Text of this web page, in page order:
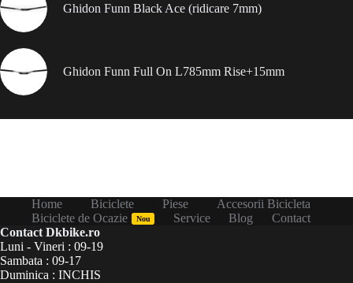
Ghidon Funn Black Ace (ridicare 7mm)
Ghidon Funn Full On L785mm Rise+15mm
Home Biciclete Piese
Accesorii Bicicleta
Biciclete de Ocazie
Nou Service Blog
Contact
Contact Dkbike.ro
Luni - Vineri : 09-19
Sambata : 09-17
Duminica : INCHIS